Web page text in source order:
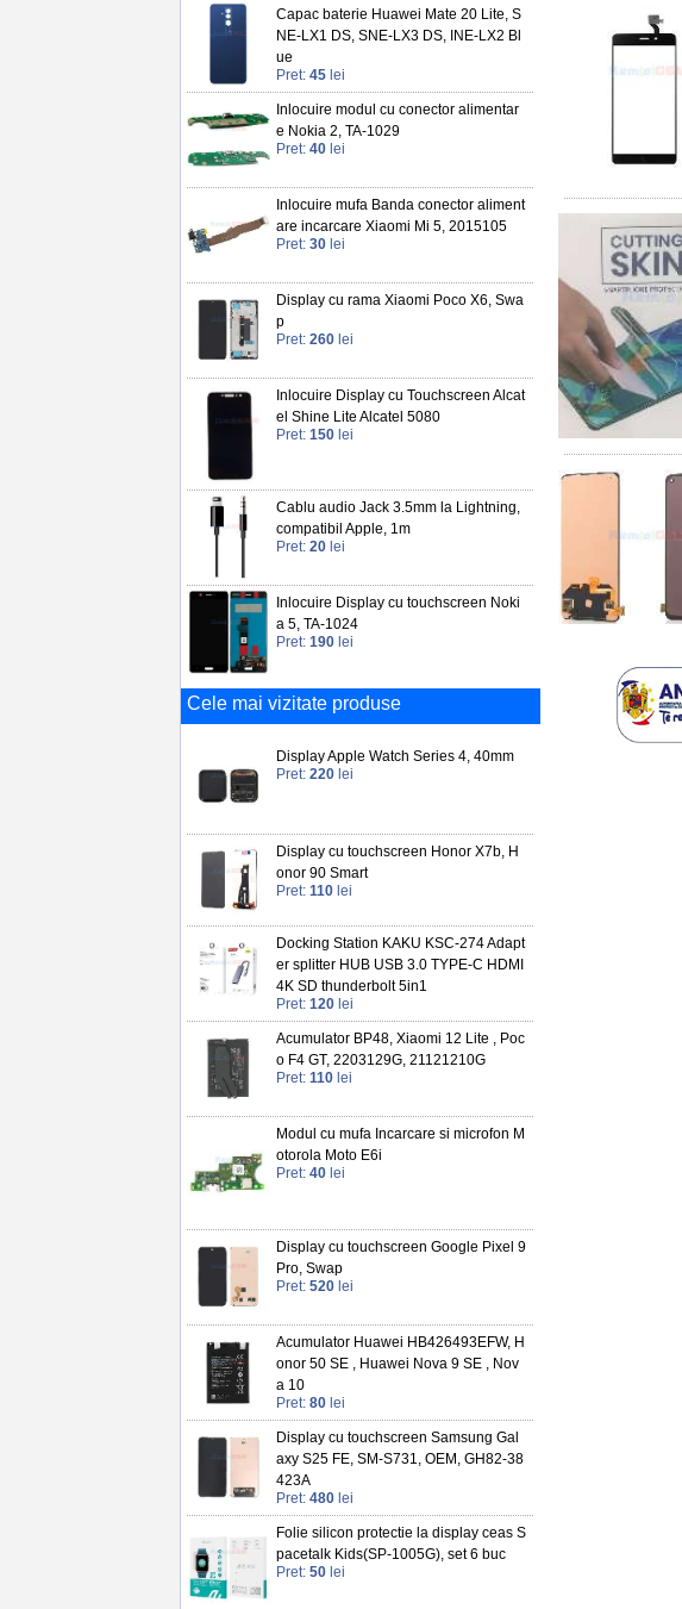
Capac baterie Huawei Mate 20 Lite, S
NE-LX1 DS, SNE-LX3 DS, INE-LX2 Bl
ue
Pret: 45 lei
Inlocuire modul cu conector alimentar
e Nokia 2, TA-1029
Pret: 40 lei
Inlocuire mufa Banda conector aliment
are incarcare Xiaomi Mi 5, 2015105
Pret: 30 lei
Display cu rama Xiaomi Poco X6, Swa
p
Pret: 260 lei
Inlocuire Display cu Touchscreen Alcat
el Shine Lite Alcatel 5080
Pret: 150 lei
Cablu audio Jack 3.5mm la Lightning,
compatibil Apple, 1m
Pret: 20 lei
Inlocuire Display cu touchscreen Noki
a 5, TA-1024
Pret: 190 lei
Cele mai vizitate produse
Display Apple Watch Series 4, 40mm
Pret: 220 lei
Display cu touchscreen Honor X7b, H
onor 90 Smart
Pret: 110 lei
Docking Station KAKU KSC-274 Adapt
er splitter HUB USB 3.0 TYPE-C HDMI
4K SD thunderbolt 5in1
Pret: 120 lei
Acumulator BP48, Xiaomi 12 Lite , Poc
o F4 GT, 2203129G, 21121210G
Pret: 110 lei
Modul cu mufa Incarcare si microfon M
otorola Moto E6i
Pret: 40 lei
Display cu touchscreen Google Pixel 9
Pro, Swap
Pret: 520 lei
Acumulator Huawei HB426493EFW, H
onor 50 SE , Huawei Nova 9 SE , Nov
a 10
Pret: 80 lei
Display cu touchscreen Samsung Gal
axy S25 FE, SM-S731, OEM, GH82-38
423A
Pret: 480 lei
Folie silicon protectie la display ceas S
pacetalk Kids(SP-1005G), set 6 buc
Pret: 50 lei